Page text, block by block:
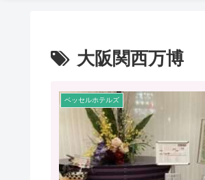
大阪関西万博
ベッセルホテルズ